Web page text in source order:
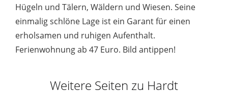
Hügeln und Tälern, Wäldern und Wiesen. Seine
einmalig schlöne Lage ist ein Garant für einen
erholsamen und ruhigen Aufenthalt.
Ferienwohnung ab 47 Euro. Bild antippen!
Weitere Seiten zu Hardt